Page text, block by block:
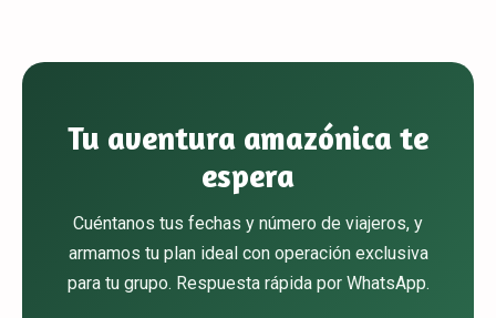
Tu aventura amazónica te
espera
Cuéntanos tus fechas y número de viajeros, y
armamos tu plan ideal con operación exclusiva
para tu grupo. Respuesta rápida por WhatsApp.